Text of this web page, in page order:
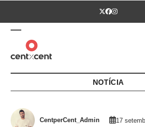
Twitter
Facebook
Instagram
Open
mobile
menu
Close
mobile
menu
NOTÍCIA
CentperCent_Admin 17